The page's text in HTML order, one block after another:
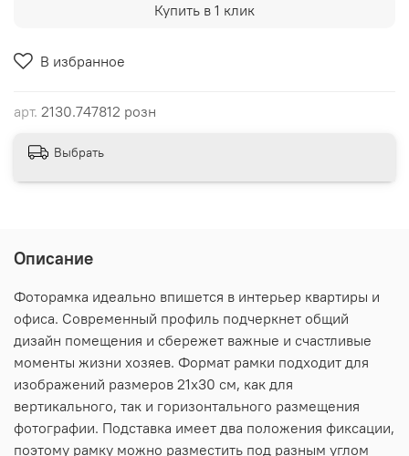
В избранное
арт. 2130.747812 розн
Купить в 1 клик
Выбрать
Описание
Фоторамка идеально впишется в интерьер квартиры и
офиса. Современный профиль подчеркнет общий
дизайн помещения и сбережет важные и счастливые
моменты жизни хозяев. Формат рамки подходит для
изображений размеров 21х30 см, как для
вертикального, так и горизонтального размещения
фотографии. Подставка имеет два положения фиксации,
поэтому рамку можно разместить под разным углом